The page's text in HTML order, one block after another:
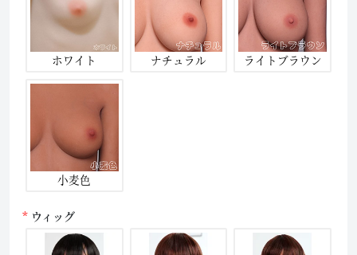
ホワイト ナチュラル ライトブラウン
小麦色
ウィッグ